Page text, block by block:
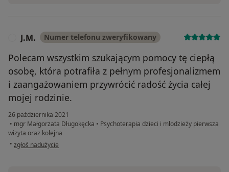
J.M. Numer telefonu zweryfikowany
Polecam wszystkim szukającym pomocy tę ciepłą
osobę, która potrafiła z pełnym profesjonalizmem
i zaangażowaniem przywrócić radość życia całej
mojej rodzinie.
26 października 2021
• mgr Małgorzata Długokęcka • Psychoterapia dzieci i młodzieży pierwsza
wizyta oraz kolejna
• w opinii użytkownika J.M.
zgłoś nadużycie